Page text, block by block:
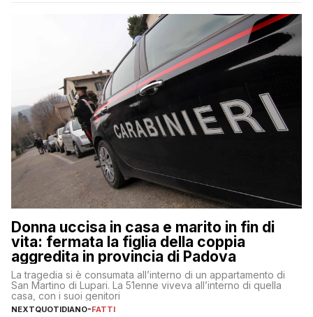
Donna uccisa in casa e marito in fin di
vita: fermata la figlia della coppia
aggredita in provincia di Padova
La tragedia si è consumata all’interno di un appartamento di
San Martino di Lupari. La 51enne viveva all’interno di quella
casa, con i suoi genitori
NEXTQUOTIDIANO-FATTI